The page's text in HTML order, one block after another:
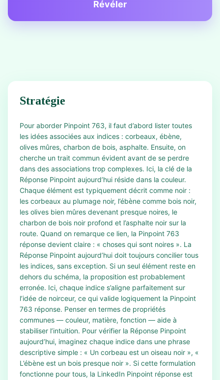
Révéler
Stratégie
Pour aborder Pinpoint 763, il faut d’abord lister toutes
les idées associées aux indices : corbeaux, ébène,
olives mûres, charbon de bois, asphalte. Ensuite, on
cherche un trait commun évident avant de se perdre
dans des associations trop complexes. Ici, la clé de la
Réponse Pinpoint aujourd’hui réside dans la couleur.
Chaque élément est typiquement décrit comme noir :
les corbeaux au plumage noir, l’ébène comme bois noir,
les olives bien mûres devenant presque noires, le
charbon de bois noir profond et l’asphalte noir sur la
route. Quand on remarque ce lien, la Pinpoint 763
réponse devient claire : « choses qui sont noires ». La
Réponse Pinpoint aujourd’hui doit toujours concilier tous
les indices, sans exception. Si un seul élément reste en
dehors du schéma, la proposition est probablement
erronée. Ici, chaque indice s’aligne parfaitement sur
l’idée de noirceur, ce qui valide logiquement la Pinpoint
763 réponse. Penser en termes de propriétés
communes — couleur, matière, fonction — aide à
stabiliser l’intuition. Pour vérifier la Réponse Pinpoint
aujourd’hui, imaginez chaque indice dans une phrase
descriptive simple : « Un corbeau est un oiseau noir », «
L’ébène est un bois presque noir ». Si cette formulation
fonctionne pour tous, la LinkedIn Pinpoint réponse est